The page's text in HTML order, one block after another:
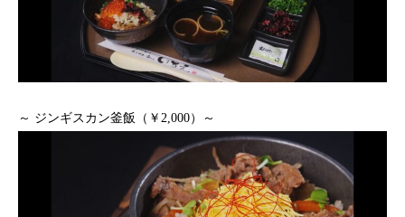
～ ジンギスカン釜飯（￥2,000）～